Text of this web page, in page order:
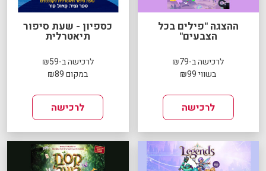
ההצגה "פילים בכל
הצבעים"
לרכישה ב-₪79
בשווי ₪99
לרכישה
כספיון - שעת סיפור
תיאטרלית
לרכישה ב-₪59
במקום ₪89
לרכישה